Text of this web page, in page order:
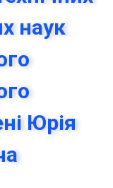
наук
Юрія